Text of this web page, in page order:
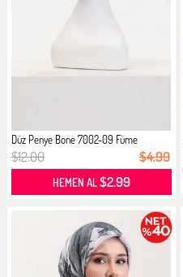
Düz Penye Bone 7002-09 Füme
$12.00 $4.99
HEMEN AL$2.99